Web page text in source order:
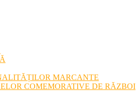
MARCANTE
COMEMORATIVE DE RĂZBOI